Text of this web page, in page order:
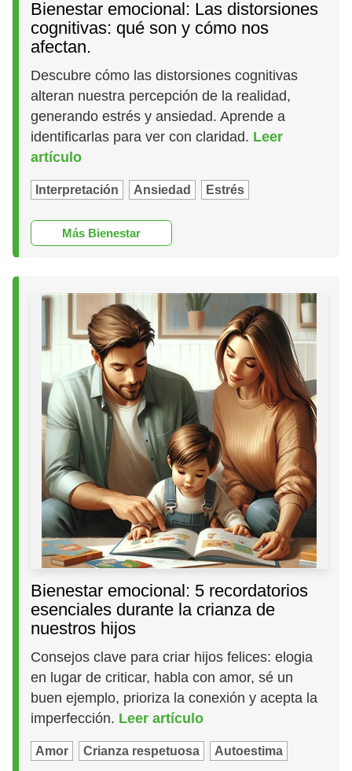
Bienestar emocional: Las distorsiones
cognitivas: qué son y cómo nos
afectan.
Descubre cómo las distorsiones cognitivas
alteran nuestra percepción de la realidad,
generando estrés y ansiedad. Aprende a
identificarlas para ver con claridad. Leer
artículo
Interpretación Ansiedad Estrés
Más Bienestar
Bienestar emocional: 5 recordatorios
esenciales durante la crianza de
nuestros hijos
Consejos clave para criar hijos felices: elogia
en lugar de criticar, habla con amor, sé un
buen ejemplo, prioriza la conexión y acepta la
imperfección. Leer artículo
Amor Crianza respetuosa Autoestima